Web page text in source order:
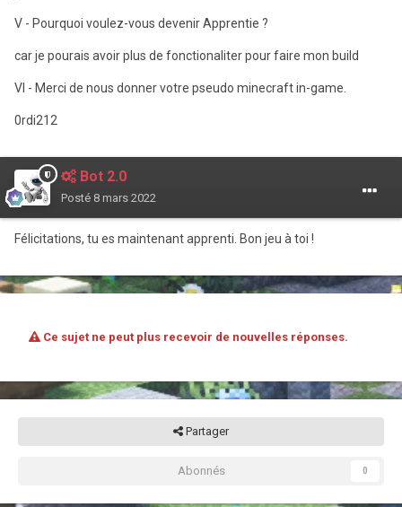
V - Pourquoi voulez-vous devenir Apprentie ?
car je pourais avoir plus de fonctionaliter pour faire mon build
VI - Merci de nous donner votre pseudo minecraft in-game.
0rdi212
Bot 2.0
Posté 8 mars 2022
Félicitations, tu es maintenant apprenti. Bon jeu à toi !
Ce sujet ne peut plus recevoir de nouvelles réponses.
Partager
Abonnés 0